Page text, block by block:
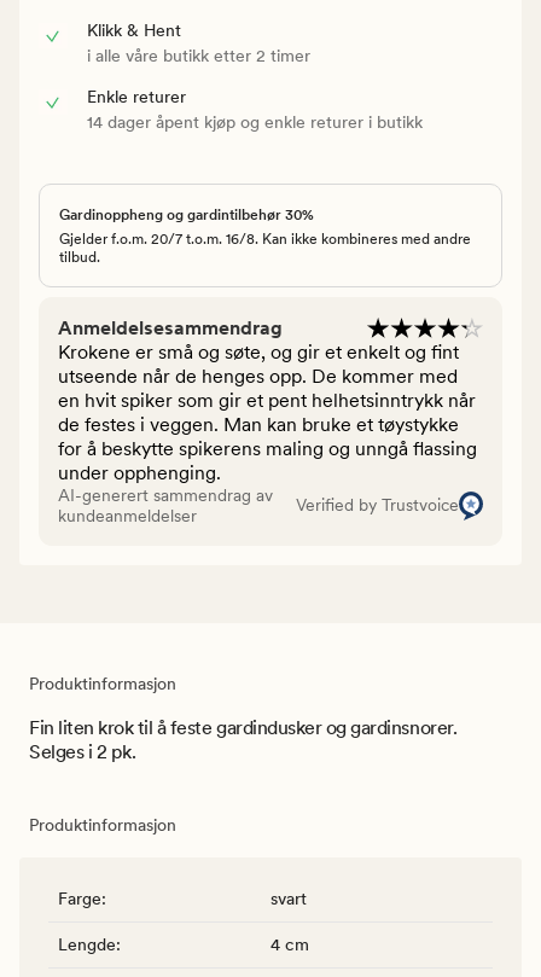
Klikk & Hent
i alle våre butikk etter 2 timer
Enkle returer
14 dager åpent kjøp og enkle returer i butikk
Gardinoppheng og gardintilbehør 30%
Gjelder f.o.m. 20/7 t.o.m. 16/8. Kan ikke kombineres med andre
tilbud.
Anmeldelsesammendrag
Krokene er små og søte, og gir et enkelt og fint
utseende når de henges opp. De kommer med
en hvit spiker som gir et pent helhetsinntrykk når
de festes i veggen. Man kan bruke et tøystykke
for å beskytte spikerens maling og unngå flassing
under opphenging.
AI-generert sammendrag av
kundeanmeldelser
Verified by Trustvoice
Produktinformasjon
Fin liten krok til å feste gardindusker og gardinsnorer.
Selges i 2 pk.
Produktinformasjon
Farge: svart
Lengde: 4 cm